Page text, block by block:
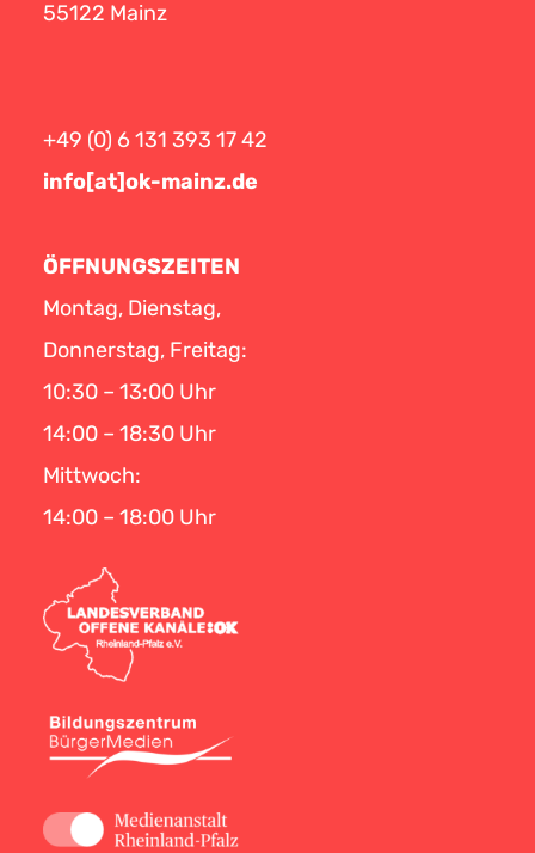
55122 Mainz
+49 (0) 6 131 393 17 42
info[at]ok-mainz.de
ÖFFNUNGSZEITEN
Montag, Dienstag,
Donnerstag, Freitag:
10:30 – 13:00 Uhr
14:00 – 18:30 Uhr
Mittwoch:
14:00 – 18:00 Uhr